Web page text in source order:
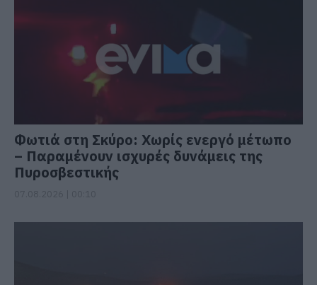
Φωτιά στη Σκύρο: Χωρίς ενεργό μέτωπο
– Παραμένουν ισχυρές δυνάμεις της
Πυροσβεστικής